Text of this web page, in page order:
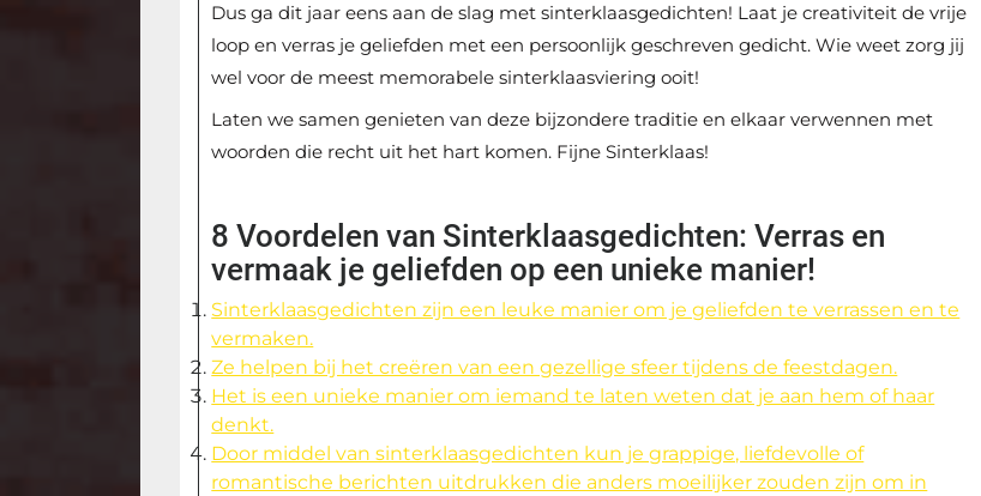
Dus ga dit jaar eens aan de slag met sinterklaasgedichten! Laat je creativiteit de vrije
loop en verras je geliefden met een persoonlijk geschreven gedicht. Wie weet zorg jij
wel voor de meest memorabele sinterklaasviering ooit!
Laten we samen genieten van deze bijzondere traditie en elkaar verwennen met
woorden die recht uit het hart komen. Fijne Sinterklaas!
8 Voordelen van Sinterklaasgedichten: Verras en
vermaak je geliefden op een unieke manier!
Sinterklaasgedichten zijn een leuke manier om je geliefden te verrassen en te
vermaken.
Ze helpen bij het creëren van een gezellige sfeer tijdens de feestdagen.
Het is een unieke manier om iemand te laten weten dat je aan hem of haar
denkt.
Door middel van sinterklaasgedichten kun je grappige, liefdevolle of
romantische berichten uitdrukken die anders moeilijker zouden zijn om in